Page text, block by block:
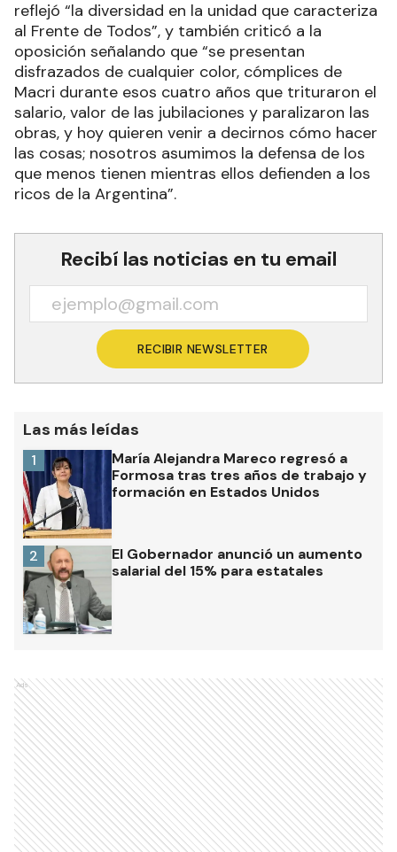
reflejó “la diversidad en la unidad que caracteriza
al Frente de Todos”, y también criticó a la
oposición señalando que “se presentan
disfrazados de cualquier color, cómplices de
Macri durante esos cuatro años que trituraron el
salario, valor de las jubilaciones y paralizaron las
obras, y hoy quieren venir a decirnos cómo hacer
las cosas; nosotros asumimos la defensa de los
que menos tienen mientras ellos defienden a los
ricos de la Argentina”.
Recibí las noticias en tu email
RECIBIR NEWSLETTER
Las más leídas
María Alejandra Mareco regresó a
Formosa tras tres años de trabajo y
formación en Estados Unidos
1
El Gobernador anunció un aumento
salarial del 15% para estatales
2
Ads